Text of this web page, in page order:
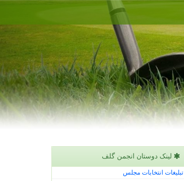
لینک دوستان انجمن گلف
تبلیغات انتخابات مجلس